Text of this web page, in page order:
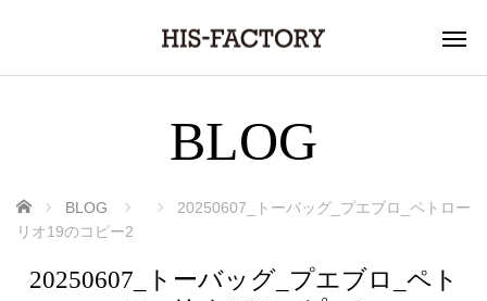
BLOG
ホーム BLOG
20250607_トーバッグ_プエブロ_ペトロー
リオ19のコピー2
20250607_トーバッグ_プエブロ_ペト